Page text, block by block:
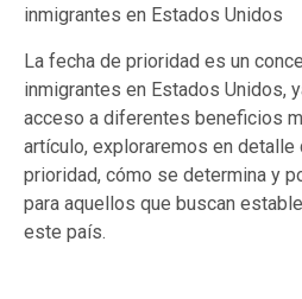
inmigrantes en Estados Unidos
La fecha de prioridad es un
inmigrantes en Estados Unidos,
acceso a diferentes beneficios
artículo, exploraremos en detalle
prioridad, cómo se determina y
para aquellos que buscan
este país.